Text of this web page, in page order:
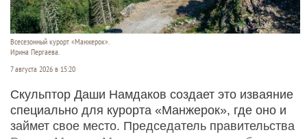
Всесезонный курорт «Манжерок».
Ирина Пергаева.
7 августа 2026 в 15:20
Скульптор Даши Намдаков создает это изваяние
специально для курорта «Манжерок», где оно и
займет свое место. Председатель правительства